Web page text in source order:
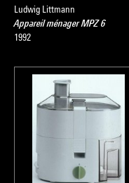
Ludwig Littmann
Appareil ménager MPZ 6
1992